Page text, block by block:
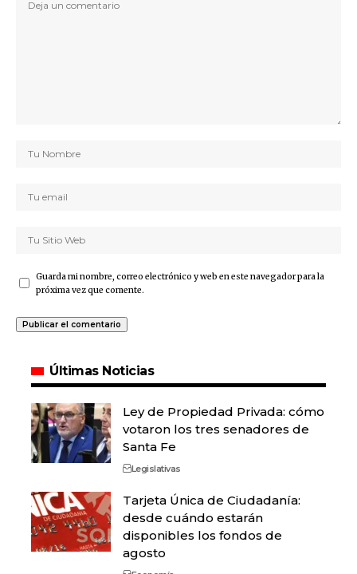
Guarda mi nombre, correo electrónico y web en este navegador para la
próxima vez que comente.
Últimas Noticias
Ley de Propiedad Privada: cómo
votaron los tres senadores de
Santa Fe
Legislativas
Tarjeta Única de Ciudadanía:
desde cuándo estarán
disponibles los fondos de
agosto